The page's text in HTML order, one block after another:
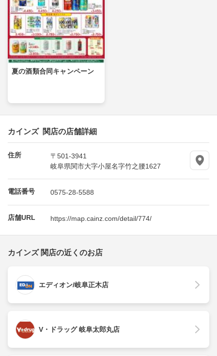
夏の酒類合同キャンペーン
カインズ 関店の店舗詳細
住所
〒501-3941
岐阜県関市大字小屋名字竹之腰1627
電話番号 0575-28-5588
店舗URL https://map.cainz.com/detail/774/
カインズ 関店の近くのお店
エディオン/岐阜正木店
V・ドラッグ 岐阜太郎丸店